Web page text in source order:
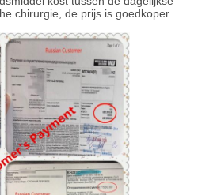
chirurgie, de prijs is goedkoper.